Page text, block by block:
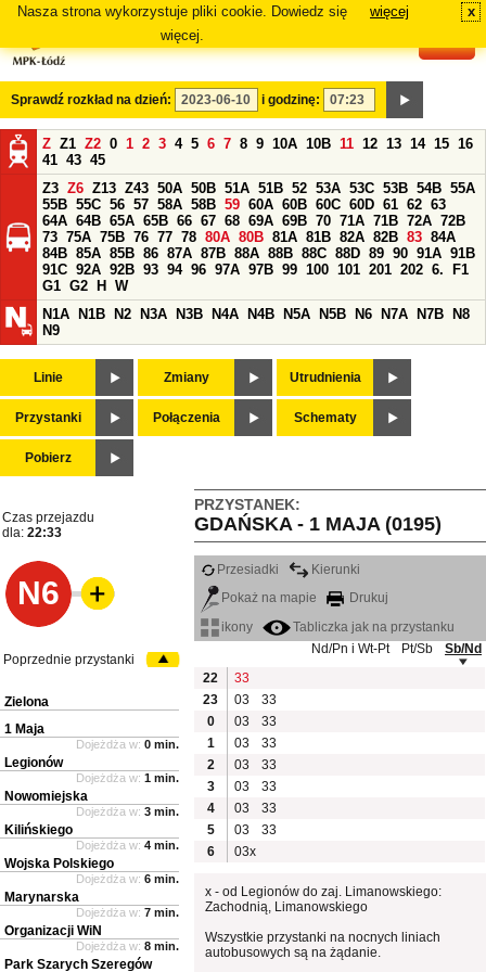
Nasza strona wykorzystuje pliki cookie. Dowiedz się
więcej.
więcej x
Sprawdź rozkład na dzień: i godzinę:
Z Z1 Z2 0 1 2 3 4 5 6 7 8 9 10A 10B 11 12 13 14 15 16
41 43 45
Z3 Z6 Z13 Z43 50A 50B 51A 51B 52 53A 53C 53B 54B 55A
55B 55C 56 57 58A 58B 59 60A 60B 60C 60D 61 62 63
64A 64B 65A 65B 66 67 68 69A 69B 70 71A 71B 72A 72B
73 75A 75B 76 77 78 80A 80B 81A 81B 82A 82B 83 84A
84B 85A 85B 86 87A 87B 88A 88B 88C 88D 89 90 91A 91B
91C 92A 92B 93 94 96 97A 97B 99 100 101 201 202 6.
F1
G1 G2 H
W
N1A
N1B N2 N3A N3B N4A N4B N5A N5B N6 N7A N7B
N8
N9
Linie Zmiany Utrudnienia
Przystanki Połączenia Schematy
Pobierz
PRZYSTANEK:
GDAŃSKA - 1 MAJA (0195)
Czas przejazdu
dla: 22:33
N6
Przesiadki
Kierunki
Pokaż na mapie
Drukuj
ikony
Tabliczka jak na przystanku
Nd/Pn i Wt-Pt
Pt/Sb
Sb/Nd
22
33
23
03
33
0
03
33
1
03
33
2
03
33
3
03
33
4
03
33
5
03
33
6
03x
x - od Legionów do zaj. Limanowskiego:
Zachodnią, Limanowskiego
Wszystkie przystanki na nocnych liniach
autobusowych są na żądanie.
Poprzednie przystanki
Zielona
1 Maja
Dojeżdża w: 0 min.
Legionów
Dojeżdża w: 1 min.
Nowomiejska
Dojeżdża w: 3 min.
Kilińskiego
Dojeżdża w: 4 min.
Wojska Polskiego
Dojeżdża w: 6 min.
Marynarska
Dojeżdża w: 7 min.
Organizacji WiN
Dojeżdża w: 8 min.
Park Szarych Szeregów